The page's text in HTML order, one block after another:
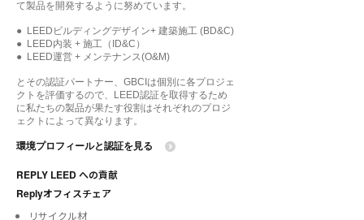
て製品を開発するように努めています。
● LEEDビルディングデザイン+ 建築施工 (BD&C)
● LEED内装 + 施工（ID&C）
● LEED運営 + メンテナンス(O&M)
とその認証パートナー、GBCIは個別に各プロジェ
クトを評価するので、LEED認証を取得するため
に私たちの製品が果たす役割はそれぞれのプロジ
ェクトによって異なります。
環境プロフィールと認証を見る
REPLY LEED への貢献
Replyオフィスチェア
リサイクル材